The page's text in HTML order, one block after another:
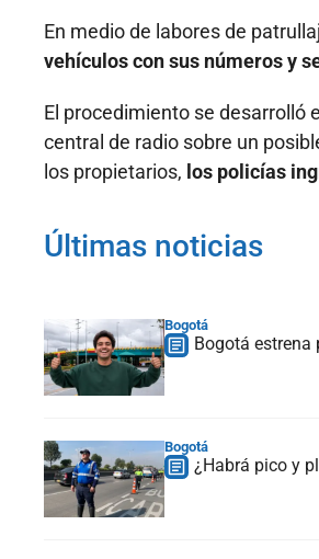
En medio de labores de
vehículos con sus números y
El procedimiento se desarrolló
central de radio sobre un
los propietarios, los policías
Últimas noticias
Bogotá
Bogotá estrena
Bogotá
¿Habrá pico y